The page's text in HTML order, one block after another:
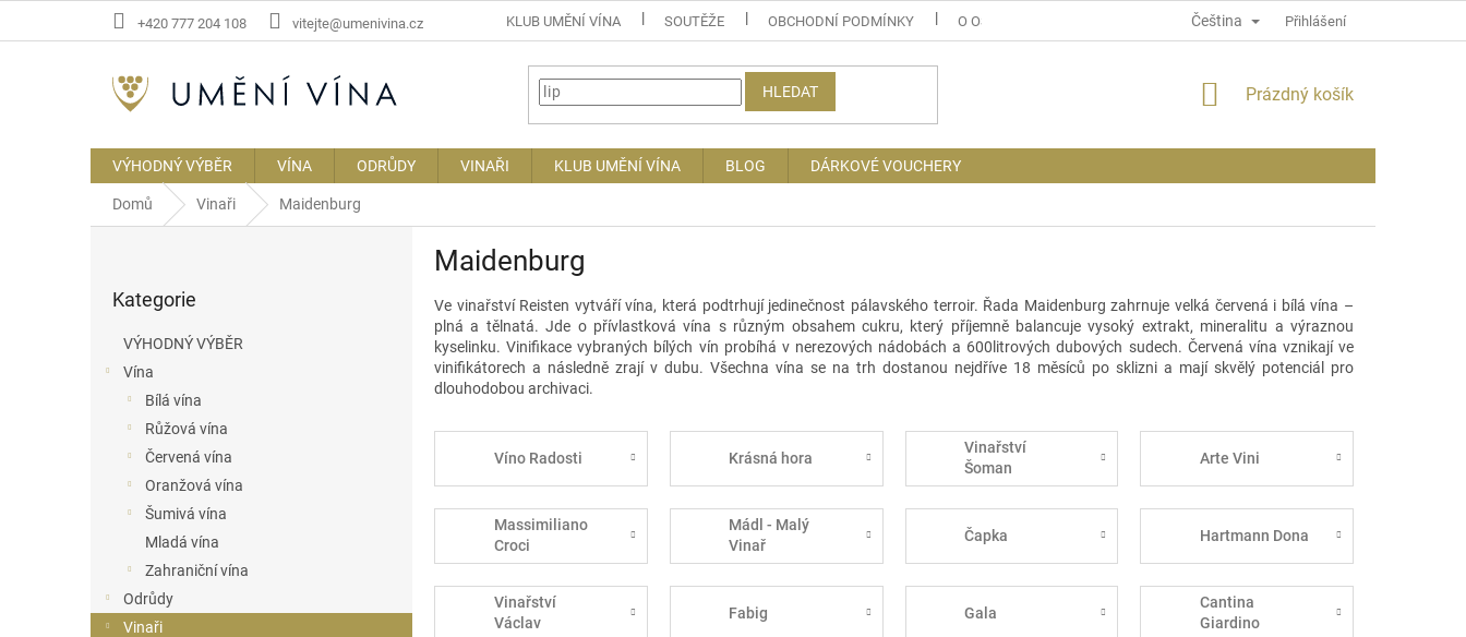
+420 777 204 108 vitejte@umenivina.cz KLUB UMĚNÍ VÍNA SOUTĚŽE OBCHODNÍ PODMÍNKY O OSOBNÍCH ÚDAJÍCH INFORMACE O WEBU
Čeština Přihlášení
HLEDAT
NÁKUPNÍ
Prázdný košík
VÝHODNÝ VÝBĚR VÍNA ODRŮDY VINAŘI KLUB UMĚNÍ VÍNA BLOG DÁRKOVÉ VOUCHERY
Domů Vinaři Maidenburg
kategorie
Kategorie
VÝHODNÝ VÝBĚR
Vína
Bílá vína
Růžová vína
Červená vína
Oranžová vína
Šumivá vína
Mladá vína
Zahraniční vína
Odrůdy
Vinaři
Maidenburg
Ve vinařství Reisten vytváří vína, která podtrhují jedinečnost pálavského terroir. Řada Maidenburg zahrnuje velká červená i bílá vína –
plná a tělnatá. Jde o přívlastková vína s různým obsahem cukru, který příjemně balancuje vysoký extrakt, mineralitu a výraznou
kyselinku. Vinifikace vybraných bílých vín probíhá v nerezových nádobách a 600litrových dubových sudech. Červená vína vznikají ve
vinifikátorech a následně zrají v dubu. Všechna vína se na trh dostanou nejdříve 18 měsíců po sklizni a mají skvělý potenciál pro
dlouhodobou archivaci.
Víno Radosti Krásná hora
Vinařství
Šoman
Arte Vini
Massimiliano
Croci
Mádl - Malý
Vinař
Čapka Hartmann Dona
Vinařství
Václav
Fabig Gala
Cantina
Giardino